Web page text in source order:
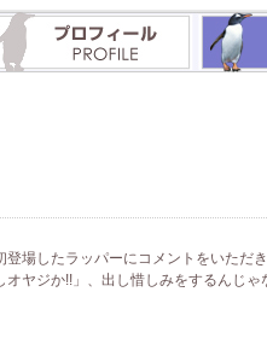
場したラッパーにコメントをいただ
オヤジか!!」、出し惜しみをするんじ